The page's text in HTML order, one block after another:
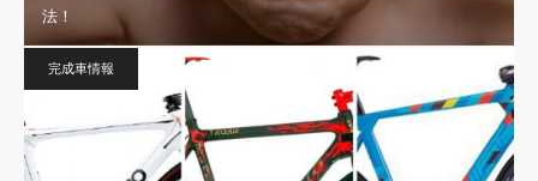
法！
完成車情報